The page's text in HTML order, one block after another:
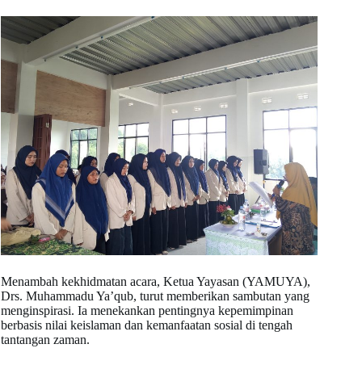
Menambah kekhidmatan acara, Ketua Yayasan (YAMUYA),
Drs. Muhammadu Ya’qub, turut memberikan sambutan yang
menginspirasi. Ia menekankan pentingnya kepemimpinan
berbasis nilai keislaman dan kemanfaatan sosial di tengah
tantangan zaman.